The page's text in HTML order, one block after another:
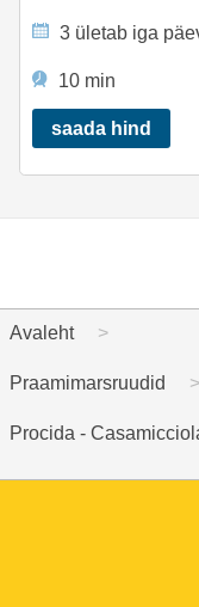
3 ületab iga
10 min
saada hind
Avaleht
Praamimarsruudid
Procida -